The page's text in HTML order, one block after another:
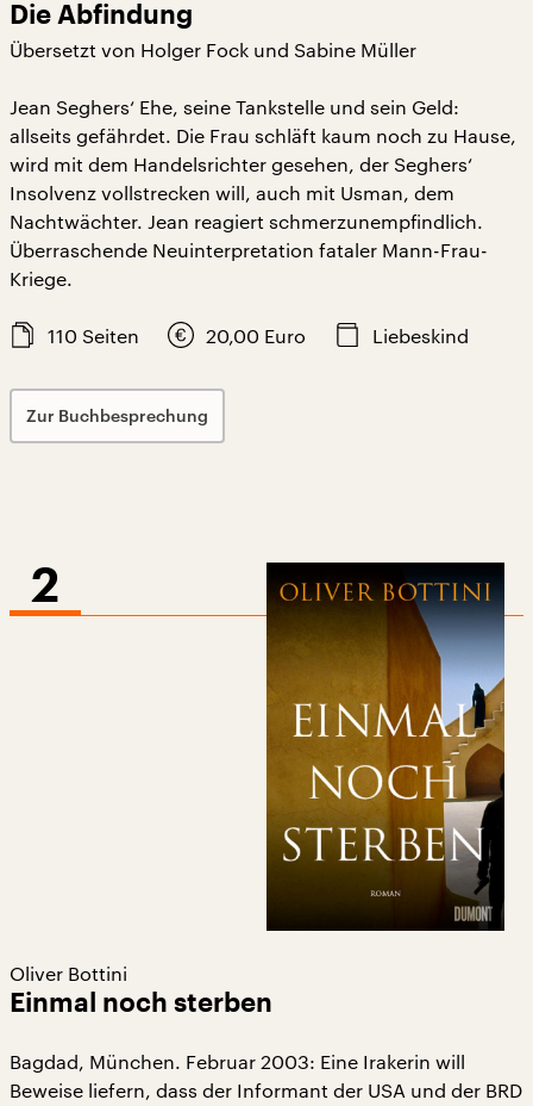
Die Abfindung
Übersetzt von Holger Fock und Sabine Müller
Jean Seghers‘ Ehe, seine Tankstelle und sein Geld:
allseits gefährdet. Die Frau schläft kaum noch zu Hause,
wird mit dem Handelsrichter gesehen, der Seghers‘
Insolvenz vollstrecken will, auch mit Usman, dem
Nachtwächter. Jean reagiert schmerzunempfindlich.
Überraschende Neuinterpretation fataler Mann-Frau-
Kriege.
110 Seiten 20,00 Euro Liebeskind
Zur Buchbesprechung
2
Oliver Bottini
Einmal noch sterben
Bagdad, München. Februar 2003: Eine Irakerin will
Beweise liefern, dass der Informant der USA und der BRD